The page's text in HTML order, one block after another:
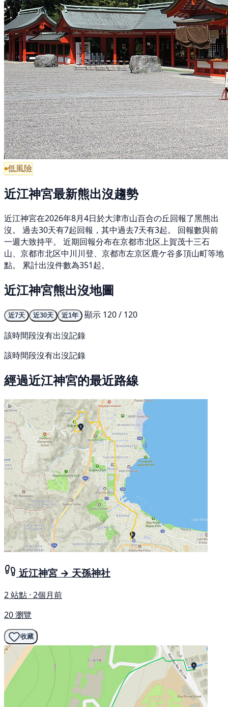
低風險
近江神宮最新熊出沒趨勢
近江神宮在2026年8月4日於大津市山百合の丘回報了黑熊出
沒。 過去30天有7起回報，其中過去7天有3起。 回報數與前
一週大致持平。 近期回報分布在京都市北区上賀茂十三石
山、京都市北区中川川登、京都市左京区鹿ケ谷多頂山町等地
點。 累計出沒件數為351起。
近江神宮熊出沒地圖
近7天 近30天 近1年
顯示 120 / 120
該時間段沒有出沒記錄
該時間段沒有出沒記錄
經過近江神宮的最近路線
近江神宮 → 天孫神社
2 站點 · 2個月前
20 瀏覽
收藏